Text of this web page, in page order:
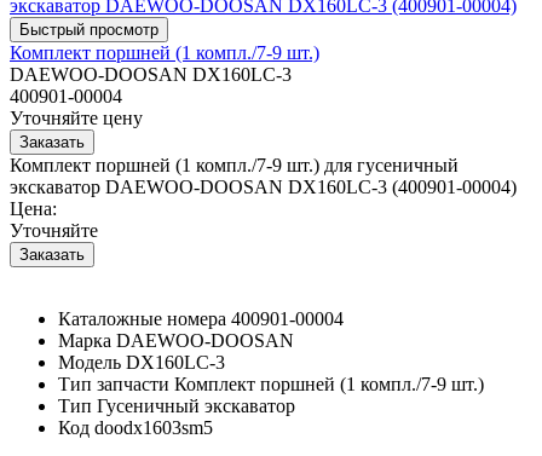
Комплект поршней (1 компл./7-9 шт.)
DAEWOO-DOOSAN DX160LC-3
400901-00004
Уточняйте цену
Комплект поршней (1 компл./7-9 шт.) для гусеничный
экскаватор DAEWOO-DOOSAN DX160LC-3 (400901-00004)
Цена:
Уточняйте
Каталожные номера 400901-00004
Марка DAEWOO-DOOSAN
Модель DX160LC-3
Тип запчасти Комплект поршней (1 компл./7-9 шт.)
Тип Гусеничный экскаватор
Код doodx1603sm5